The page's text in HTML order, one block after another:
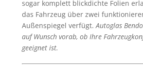
sogar komplett blickdichte Folien
das Fahrzeug über zwei
Außenspiegel verfügt.Autoglas
auf Wunsch vorab, ob Ihre
geeignet ist.